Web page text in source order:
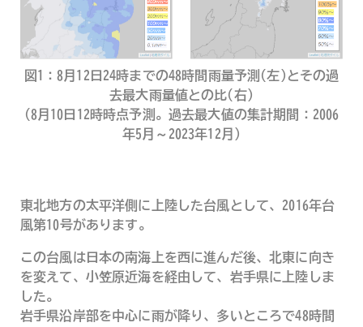
図1：8月12日24時までの48時間雨量予測(左)とその過
去最大雨量値との比(右)
(8月10日12時時点予測。過去最大値の集計期間：2006
年5月～2023年12月)
東北地方の太平洋側に上陸した台風として、2016年台
風第10号があります。
この台風は日本の南海上を西に進んだ後、北東に向き
を変えて、小笠原近海を経由して、岩手県に上陸しま
した。
岩手県沿岸部を中心に雨が降り、多いところで48時間